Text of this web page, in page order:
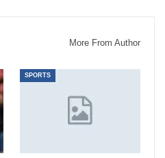
More From Author
SPORTS